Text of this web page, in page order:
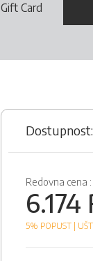
Gift Card
Redovna cena :
6.174
5% POPUST |